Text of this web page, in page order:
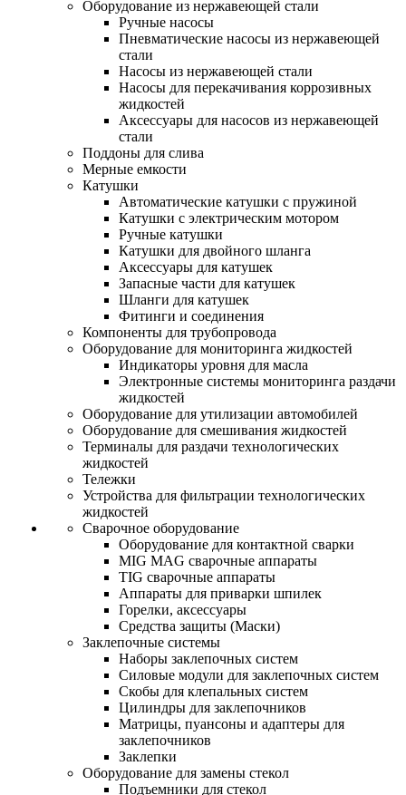
Оборудование из нержавеющей стали
Ручные насосы
Пневматические насосы из нержавеющей
стали
Насосы из нержавеющей стали
Насосы для перекачивания коррозивных
жидкостей
Аксессуары для насосов из нержавеющей
стали
Поддоны для слива
Мерные емкости
Катушки
Автоматические катушки с пружиной
Катушки с электрическим мотором
Ручные катушки
Катушки для двойного шланга
Аксессуары для катушек
Запасные части для катушек
Шланги для катушек
Фитинги и соединения
Компоненты для трубопровода
Оборудование для мониторинга жидкостей
Индикаторы уровня для масла
Электронные системы мониторинга раздачи
жидкостей
Оборудование для утилизации автомобилей
Оборудование для смешивания жидкостей
Терминалы для раздачи технологических
жидкостей
Тележки
Устройства для фильтрации технологических
жидкостей
Сварочное оборудование
Оборудование для контактной сварки
MIG MAG сварочные аппараты
TIG сварочные аппараты
Аппараты для приварки шпилек
Горелки, аксессуары
Средства защиты (Маски)
Заклепочные системы
Наборы заклепочных систем
Силовые модули для заклепочных систем
Скобы для клепальных систем
Цилиндры для заклепочников
Матрицы, пуансоны и адаптеры для
заклепочников
Заклепки
Оборудование для замены стекол
Подъемники для стекол